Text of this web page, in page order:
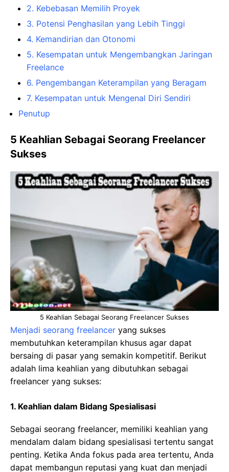
2. Kebebasan Memilih Proyek
3. Potensi Penghasilan yang Lebih Tinggi
4. Kemandirian dan Otonomi
5. Kesempatan untuk Mengembangkan Jaringan
Freelance
6. Pengembangan Keterampilan yang Beragam
7. Kesempatan untuk Mengenal Diri Sendiri
Penutup
5 Keahlian Sebagai Seorang Freelancer
Sukses
5 Keahlian Sebagai Seorang Freelancer Sukses
Menjadi seorang freelancer yang sukses
membutuhkan keterampilan khusus agar dapat
bersaing di pasar yang semakin kompetitif. Berikut
adalah lima keahlian yang dibutuhkan sebagai
freelancer yang sukses:
1. Keahlian dalam Bidang Spesialisasi
Sebagai seorang freelancer, memiliki keahlian yang
mendalam dalam bidang spesialisasi tertentu sangat
penting. Ketika Anda fokus pada area tertentu, Anda
dapat membangun reputasi yang kuat dan menjadi